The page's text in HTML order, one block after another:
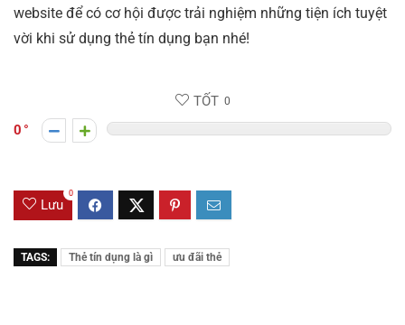
website để có cơ hội được trải nghiệm những tiện ích tuyệt
vời khi sử dụng thẻ tín dụng bạn nhé!
TỐT 0
0
Lưu
0
TAGS: Thẻ tín dụng là gì ưu đãi thẻ